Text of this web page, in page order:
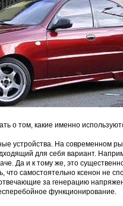
о том, какие именно
устройства. На современном
для себя вариант.
Да и к тому же, это
самостоятельно ксенон не
за генерацию
функционирование.